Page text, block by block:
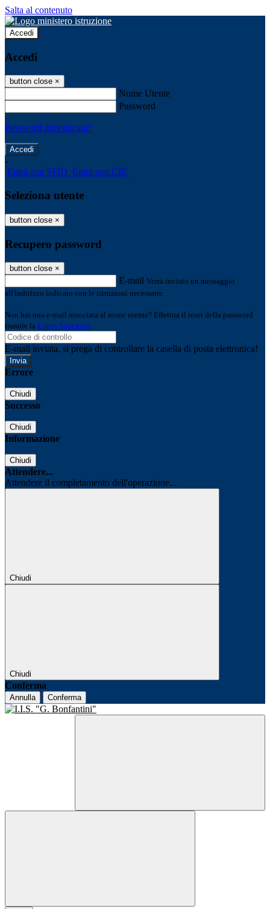
Salta al contenuto
Accedi
Accedi
button close ×
Nome Utente
Password
Password dimenticata?
-
Entra con SPID Entra con CIE
Seleziona utente
button close ×
Recupero password
button close ×
E-mail Verrà inviato un messaggio
all'indirizzo indicato con le istruzioni necessarie.
Non hai una e-mail associata al nome utente? Effettua il reset della password
tramite la Login Spaggiari
E-mail inviata, si prega di controllare la casella di posta elettronica!
Errore
Chiudi
Successo
Chiudi
Informazione
Chiudi
Attendere...
Attendere il completamento dell'operazione...
Chiudi
Chiudi
Conferma
Annulla Conferma